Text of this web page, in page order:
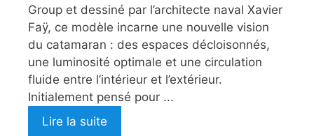
Group et dessiné par l’architecte naval Xavier
Faÿ, ce modèle incarne une nouvelle vision
du catamaran : des espaces décloisonnés,
une luminosité optimale et une circulation
fluide entre l’intérieur et l’extérieur.
Initialement pensé pour ...
Lire la suite